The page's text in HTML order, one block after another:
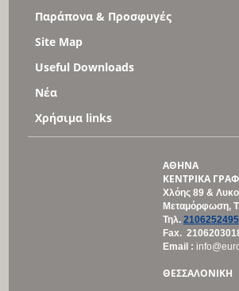
Παράπονα & Προσφυγές
Site Map
Useful Downloads
Νέα
Χρήσιμα links
ΑΘΗΝΑ
ΚΕΝΤΡΙΚΑ
Χλόης 89 &
Μεταμόρφωση, Τ
Τηλ. 2106252495
Fax.
Email :
ΘΕΣΣΑΛΟΝΙΚΗ